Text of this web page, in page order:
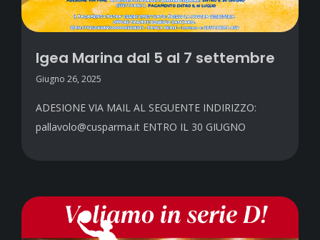
Igea Marina dal 5 al 7 settembre
Giugno 26, 2025
ADESIONE VIA MAIL AL SEGUENTE INDIRIZZO:
pallavolo@cusparma.it ENTRO IL 30 GIUGNO